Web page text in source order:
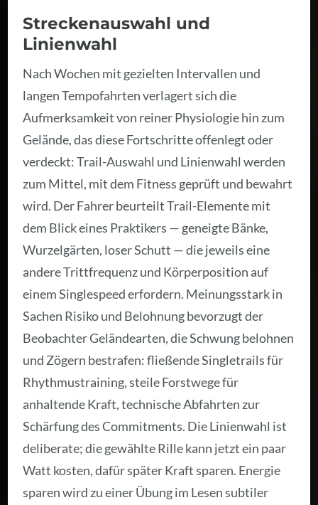
Streckenauswahl und
Linienwahl
Nach Wochen mit gezielten Intervallen und
langen Tempofahrten verlagert sich die
Aufmerksamkeit von reiner Physiologie hin zum
Gelände, das diese Fortschritte offenlegt oder
verdeckt: Trail-Auswahl und Linienwahl werden
zum Mittel, mit dem Fitness geprüft und bewahrt
wird. Der Fahrer beurteilt Trail-Elemente mit
dem Blick eines Praktikers — geneigte Bänke,
Wurzelgärten, loser Schutt — die jeweils eine
andere Trittfrequenz und Körperposition auf
einem Singlespeed erfordern. Meinungsstark in
Sachen Risiko und Belohnung bevorzugt der
Beobachter Geländearten, die Schwung belohnen
und Zögern bestrafen: fließende Singletrails für
Rhythmustraining, steile Forstwege für
anhaltende Kraft, technische Abfahrten zur
Schärfung des Commitments. Die Linienwahl ist
deliberate; die gewählte Rille kann jetzt ein paar
Watt kosten, dafür später Kraft sparen. Energie
sparen wird zu einer Übung im Lesen subtiler